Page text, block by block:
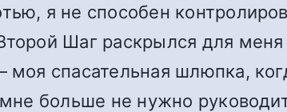
я не способен
Шаг раскрылся для
спасательная шлюпка,
больше не нужно